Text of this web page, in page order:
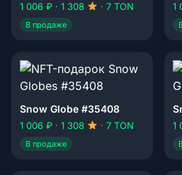
1 006 ₽ · 1 308 · 7 TON
В продаже
1
Snow Globe #35408
1 006 ₽ · 1 308 · 7 TON
В продаже
1